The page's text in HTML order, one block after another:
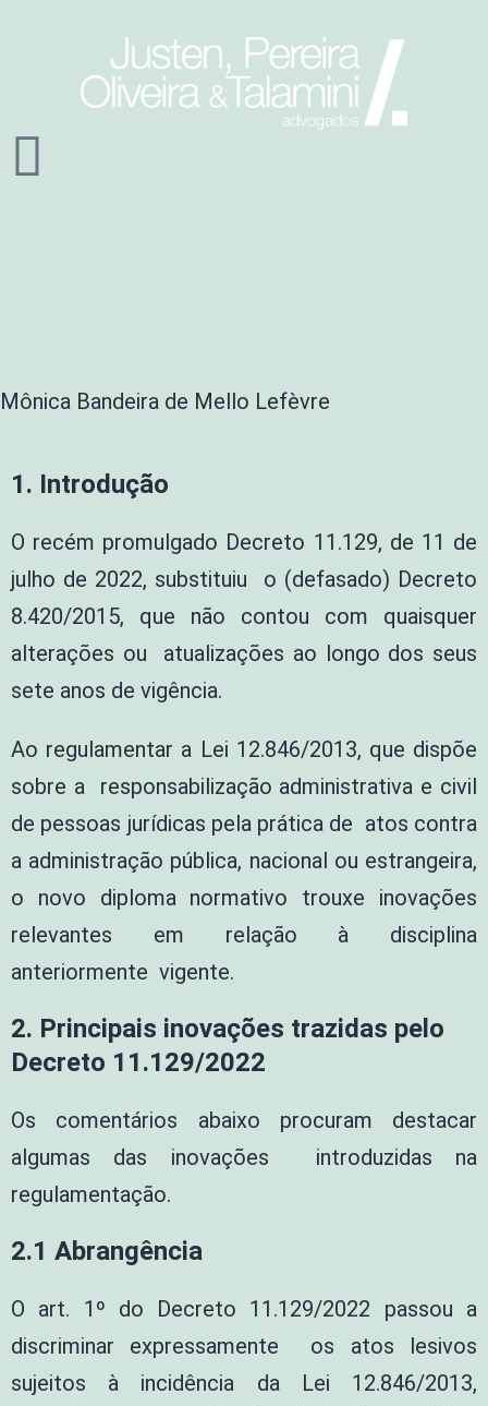
Mônica Bandeira de Mello Lefèvre
1. Introdução
O recém promulgado Decreto 11.129, de 11 de
julho de 2022, substituiu o (defasado) Decreto
8.420/2015, que não contou com quaisquer
alterações ou atualizações ao longo dos seus
sete anos de vigência.
Ao regulamentar a Lei 12.846/2013, que dispõe
sobre a responsabilização administrativa e civil
de pessoas jurídicas pela prática de atos contra
a administração pública, nacional ou estrangeira,
o novo diploma normativo trouxe inovações
relevantes em relação à disciplina
anteriormente vigente.
2. Principais inovações trazidas pelo
Decreto 11.129/2022
Os comentários abaixo procuram destacar
algumas das inovações introduzidas na
regulamentação.
2.1 Abrangência
O art. 1º do Decreto 11.129/2022 passou a
discriminar expressamente os atos lesivos
sujeitos à incidência da Lei 12.846/2013,